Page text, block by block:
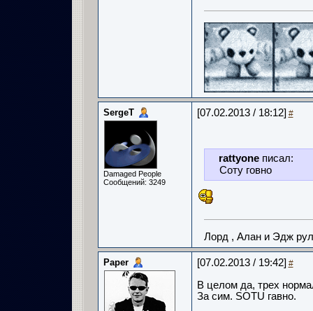
SergeT
Damaged People
Сообщений: 3249
[07.02.2013 / 18:12] #
rattyoneписал:
Соту говно
Лорд , Алан и Эдж
Paper [07.02.2013 / 19:42] #
В целом да, трех
За сим. SOTU гавно.